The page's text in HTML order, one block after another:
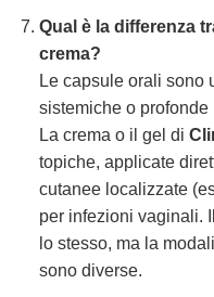
Qual è la differenza
crema?
Le capsule orali sono
sistemiche o
La crema o il gel di
topiche, applicate
cutanee localizzate
per infezioni vaginali.
lo stesso, ma la
sono diverse.